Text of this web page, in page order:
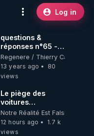
Log in
questions &
réponses n°65 -
www.regenere.org
Regenere / Thierry
13 years ago
80
views
Le piège des
voitures
électriques se
referme sur les
usagers !
Notre Réalité Est Falsifiée Et
12 hours ago
1.7 k
views